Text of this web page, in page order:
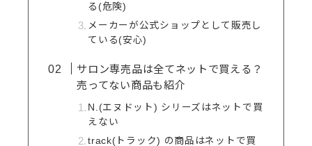
る(危険)
メーカーが公式ショップとして販売し
ている(安心)
サロン専売品は全てネットで買える？
売ってない商品も紹介
N.(エヌドット) シリーズはネットで買
えない
track(トラック) の商品はネットで買